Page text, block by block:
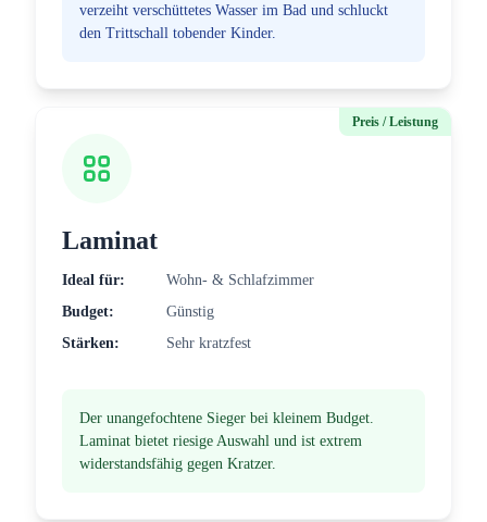
verzeiht verschüttetes Wasser im Bad und schluckt
den Trittschall tobender Kinder.
Preis / Leistung
Laminat
Ideal für:
Wohn- & Schlafzimmer
Budget:
Günstig
Stärken:
Sehr kratzfest
Der unangefochtene Sieger bei kleinem Budget.
Laminat bietet riesige Auswahl und ist extrem
widerstandsfähig gegen Kratzer.